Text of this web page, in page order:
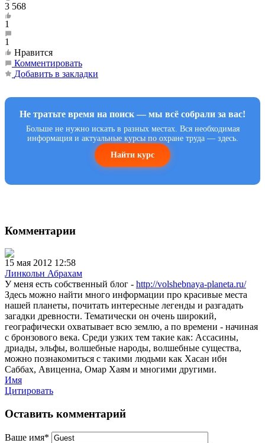
3 568
1
1
Нравится
Комментировать
Добавить в закладки
Не тратьте время на поиск — мы всё собрали за вас!
Больше не нужно искать в разных местах. Вся необходимая
информация и актуальные курсы по охране труда — здесь.
Найти курс
Комментарии
15 мая 2012 12:58
Линкольн Абрахам
У меня есть собственный блог - http://volshebnaya-planeta.ru/
Здесь можно найти много информации про красивые места
нашей планеты, почитать интересные легенды и разгадать
загадки древности. Тематически он очень широкий,
географически охватывает всю землю, а по времени - начиная
с бронзового века. Среди узких тем такие как: Ассасины,
дриады, эльфы, волшебные народы, волшебные существа,
можно познакомиться с такими людьми как Хасан ибн
Саббах, Авиценна, Омар Хаям и многими другими.
Имя
Цитировать
Оставить комментарий
Ваше имя*